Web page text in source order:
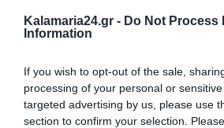
Kalamaria24.gr - Do Not Process
Information
If you wish to opt-out of the sale,
processing of your personal or
targeted advertising by us, please use
section to confirm your selection.